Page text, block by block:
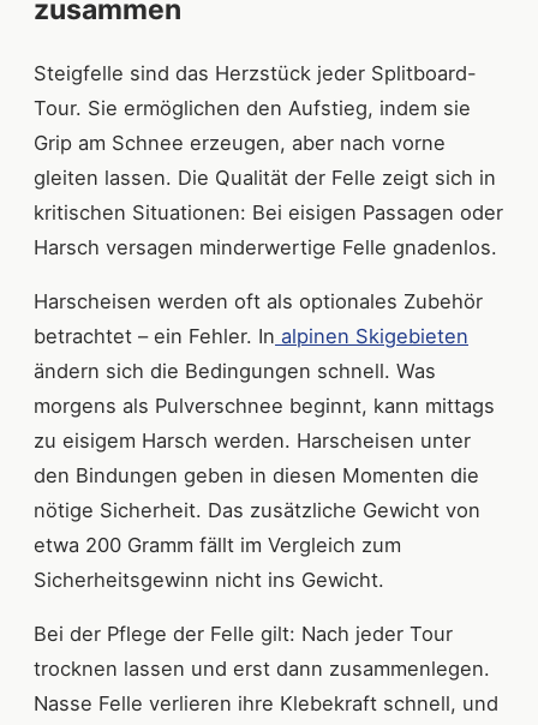
zusammen
Steigfelle sind das Herzstück jeder Splitboard-
Tour. Sie ermöglichen den Aufstieg, indem sie
Grip am Schnee erzeugen, aber nach vorne
gleiten lassen. Die Qualität der Felle zeigt sich in
kritischen Situationen: Bei eisigen Passagen oder
Harsch versagen minderwertige Felle gnadenlos.
Harscheisen werden oft als optionales Zubehör
betrachtet – ein Fehler. In alpinen Skigebieten
ändern sich die Bedingungen schnell. Was
morgens als Pulverschnee beginnt, kann mittags
zu eisigem Harsch werden. Harscheisen unter
den Bindungen geben in diesen Momenten die
nötige Sicherheit. Das zusätzliche Gewicht von
etwa 200 Gramm fällt im Vergleich zum
Sicherheitsgewinn nicht ins Gewicht.
Bei der Pflege der Felle gilt: Nach jeder Tour
trocknen lassen und erst dann zusammenlegen.
Nasse Felle verlieren ihre Klebekraft schnell, und